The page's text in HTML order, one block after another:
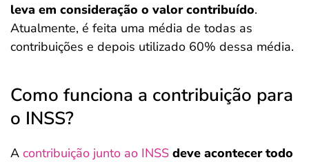
leva em consideração o valor contribuído.
Atualmente, é feita uma média de todas as
contribuições e depois utilizado 60% dessa média.
Como funciona a contribuição para
o INSS?
A contribuição junto ao INSS deve acontecer todo